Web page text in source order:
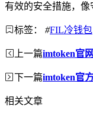
有效的安全措施，像
标签： #FIL冷钱包
上一篇imtoken官
下一篇imtoken官
相关文章